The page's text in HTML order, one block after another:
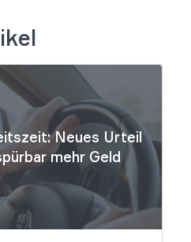
Neues Urteil
mehr Geld